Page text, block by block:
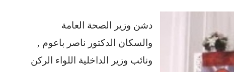
دشن وزير الصحة العامة
والسكان الدكتور ناصر باعوم ,
ونائب وزير الداخلية اللواء الركن